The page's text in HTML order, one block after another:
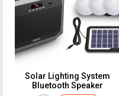
Solar Lighting System
Bluetooth Speaker